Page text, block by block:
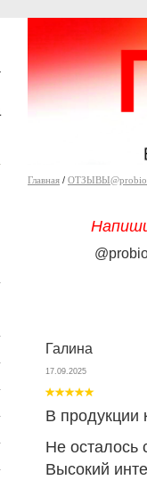
Главная /
Галина
17.09.2025
В продукции
Не осталось
Высокий